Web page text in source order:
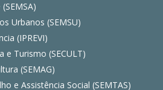
Urbanos (SEMSU)
(IPREVI)
e Turismo (SECULT)
(SEMAG)
e Assistência Social (SEMTAS)